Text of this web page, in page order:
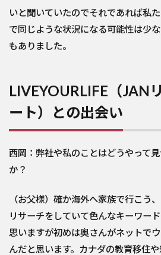
いと聞いていたのでそれであれば私
で同じような状況になる可能性は少
もありました。
LIVEYOURLIFE（JAN
ート）との出会い
西岡：弊社や私のことはどうやって
か？
（お父様）確か海外へ家族で行こう
リサーチをしていて色んなキーワー
思いますが初めは奥さんがネットで
んだと思います。カナダの教育移住